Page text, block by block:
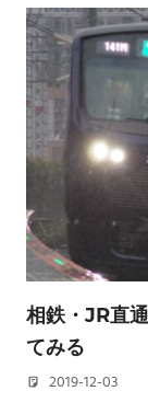
相鉄・JR直
てみる
2019-12-03